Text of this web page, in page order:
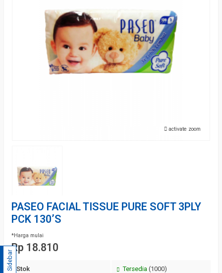
activate zoom
PASEO FACIAL TISSUE PURE SOFT 3PLY
PCK 130’S
*Harga mulai
Rp 18.810
Stok Tersedia (1000)
Sidebar